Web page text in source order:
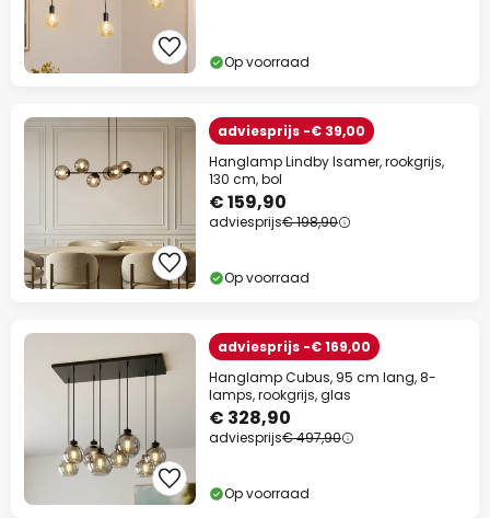
Op voorraad
adviesprijs -€ 39,00
Hanglamp Lindby Isamer, rookgrijs,
130 cm, bol
€ 159,90
adviesprijs€ 198,90
Op voorraad
adviesprijs -€ 169,00
Hanglamp Cubus, 95 cm lang, 8-
lamps, rookgrijs, glas
€ 328,90
adviesprijs€ 497,90
Op voorraad